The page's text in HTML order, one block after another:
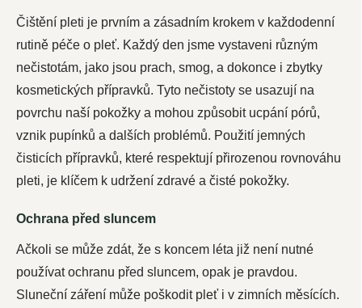
Čištění pleti je prvním a zásadním krokem v každodenní
rutině péče o pleť. Každý den jsme vystaveni různým
nečistotám, jako jsou prach, smog, a dokonce i zbytky
kosmetických přípravků. Tyto nečistoty se usazují na
povrchu naší pokožky a mohou způsobit ucpání pórů,
vznik pupínků a dalších problémů. Použití jemných
čisticích přípravků, které respektují přirozenou rovnováhu
pleti, je klíčem k udržení zdravé a čisté pokožky.
Ochrana před sluncem
Ačkoli se může zdát, že s koncem léta již není nutné
používat ochranu před sluncem, opak je pravdou.
Sluneční záření může poškodit pleť i v zimních měsících.